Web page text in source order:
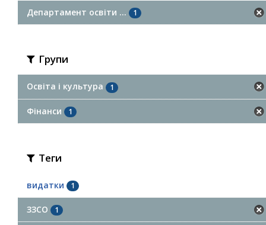
Департамент освіти ... 1
Групи
Освіта і культура 1
Фінанси 1
Теги
видатки 1
ЗЗСО 1